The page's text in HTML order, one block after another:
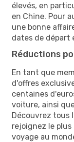
élevés, en
en Chine. Pour
une bonne
dates de départ
Réductions
En tant que
d'offres
centaines
voiture, ainsi
Découvrez tous
rejoignez le
voyage au